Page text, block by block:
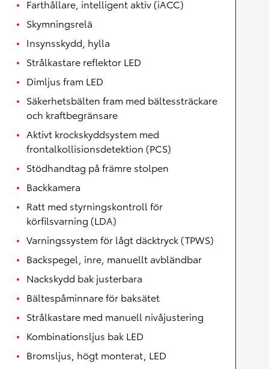
Farthållare, intelligent aktiv (iACC)
Skymningsrelä
Insynsskydd, hylla
Strålkastare reflektor LED
Dimljus fram LED
Säkerhetsbälten fram med bältessträckare
och kraftbegränsare
Aktivt krockskyddsystem med
frontalkollisionsdetektion (PCS)
Stödhandtag på främre stolpen
Backkamera
Ratt med styrningskontroll för
körfilsvarning (LDA)
Varningssystem för lågt däcktryck (TPWS)
Backspegel, inre, manuellt avbländbar
Nackskydd bak justerbara
Bältespåminnare för baksätet
Strålkastare med manuell nivåjustering
Kombinationsljus bak LED
Bromsljus, högt monterat, LED